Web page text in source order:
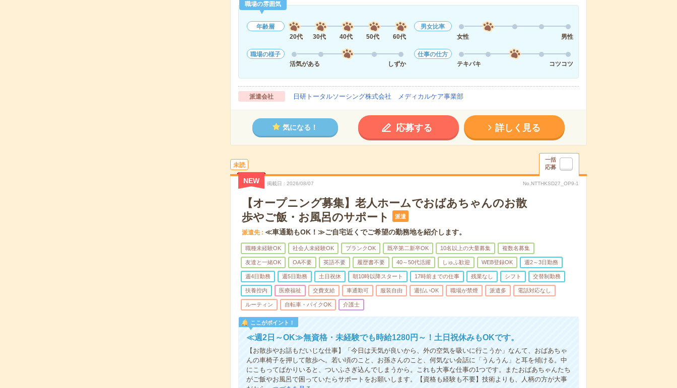
職場の雰囲気
年齢層
20代
30代 40代 50代 60代
男女比率
女性
男性
職場の様子
活気がある
しずか
仕事の仕方
テキパキ
コツコツ
派遣会社 日研トータルソーシング株式会社 メディカルケア事業部
気になる！ 応募する 詳しく見る
未読
一括
応募
NEW 掲載日 2026/08/07 No.NTTHKSD27_OP9-1
【オープニング募集】老人ホームでおばあちゃんのお散
歩やご飯・お風呂のサポート
派遣
派遣先 ≪車通勤もOK！≫ご自宅近くでご希望の勤務地を紹介します。
職種未経験OK 社会人未経験OK ブランクOK 既卒第二新卒OK 10名以上の大量募集 複数名募集
友達と一緒OK OA不要 英語不要 履歴書不要 40～50代活躍 しゅふ歓迎 WEB登録OK 週2～3日勤務
週4日勤務 週5日勤務 土日祝休 朝10時以降スタート 17時前までの仕事 残業なし シフト 交替制勤務
扶養控内 医療福祉 交費支給 車通勤可 服装自由 週払いOK 職場が禁煙 派遣多 電話対応なし
ルーティン 自転車・バイクOK 介護士
ここがポイント！
≪週2日～OK≫無資格・未経験でも時給1280円～！土日祝休みもOKです。
【お散歩やお話もだいじな仕事】「今日は天気が良いから、外の空気を吸いに行こうか」なんて、おばあちゃ
んの車椅子を押して散歩へ。若い頃のこと、お孫さんのこと、何気ない会話に「うんうん」と耳を傾ける。中
にこもってばかりいると、ついふさぎ込んでしまうから。これも大事な仕事の1つです。またおばあちゃんたち
がご飯やお風呂で困っていたらサポートをお願いします。【資格も経験も不要】技術よりも、人柄の方が大事